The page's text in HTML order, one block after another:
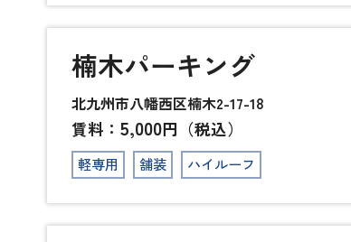
楠木パーキング
北九州市八幡西区楠木2-17-18
賃料： 5,000円（税込）
軽専用 舗装 ハイルーフ